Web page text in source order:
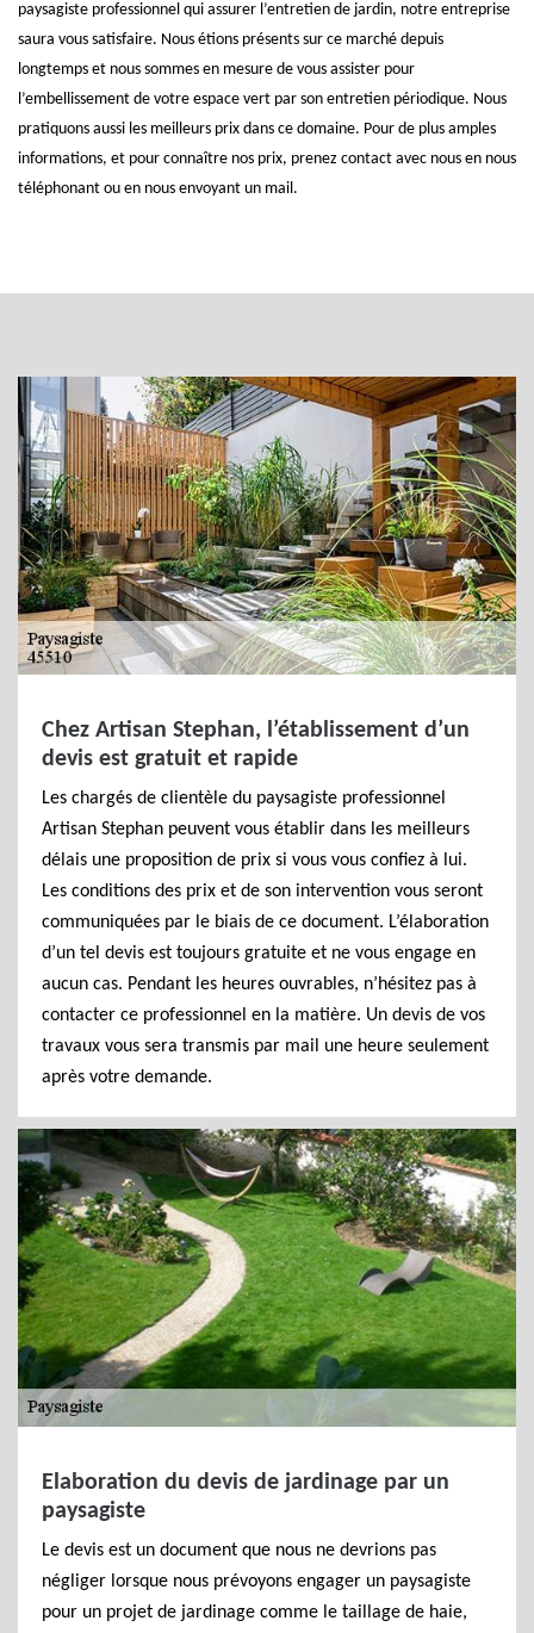
paysagiste professionnel qui assurer l’entretien de jardin, notre entreprise
saura vous satisfaire. Nous étions présents sur ce marché depuis
longtemps et nous sommes en mesure de vous assister pour
l’embellissement de votre espace vert par son entretien périodique. Nous
pratiquons aussi les meilleurs prix dans ce domaine. Pour de plus amples
informations, et pour connaître nos prix, prenez contact avec nous en nous
téléphonant ou en nous envoyant un mail.
Chez Artisan Stephan, l’établissement d’un
devis est gratuit et rapide
Les chargés de clientèle du paysagiste professionnel
Artisan Stephan peuvent vous établir dans les meilleurs
délais une proposition de prix si vous vous confiez à lui.
Les conditions des prix et de son intervention vous seront
communiquées par le biais de ce document. L’élaboration
d’un tel devis est toujours gratuite et ne vous engage en
aucun cas. Pendant les heures ouvrables, n’hésitez pas à
contacter ce professionnel en la matière. Un devis de vos
travaux vous sera transmis par mail une heure seulement
après votre demande.
Elaboration du devis de jardinage par un
paysagiste
Le devis est un document que nous ne devrions pas
négliger lorsque nous prévoyons engager un paysagiste
pour un projet de jardinage comme le taillage de haie,